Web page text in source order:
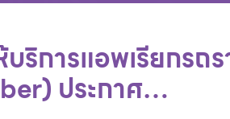
ริการแอพเรียกรถ
ประกาศ…